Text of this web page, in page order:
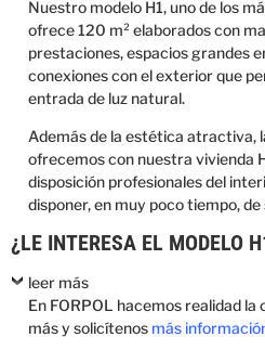
Nuestro modelo H1, uno de los
ofrece 120 m² elaborados con
prestaciones, espacios grandes
conexiones con el exterior que
entrada de luz natural.
Además de la estética atractiva,
ofrecemos con nuestra vivienda
disposición profesionales del
disponer, en muy poco tiempo,
¿LE INTERESA EL MODELO
leer más
En FORPOL hacemos realidad la
más y solicítenos más